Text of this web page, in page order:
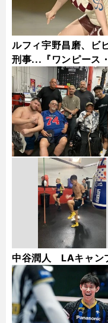
ルフィ宇野昌磨、ビ
刑事...『ワンピース
ギャラリー
中谷潤人 LAキャン